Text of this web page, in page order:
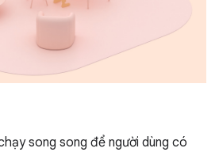
song song để người dùng có